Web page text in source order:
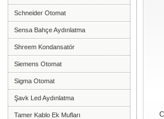
Schneider Otomat
Sensa Bahçe Aydınlatma
Shreem Kondansatör
Siemens Otomat
Sigma Otomat
Şavk Led Aydınlatma
Tamer Kablo Ek Mufları